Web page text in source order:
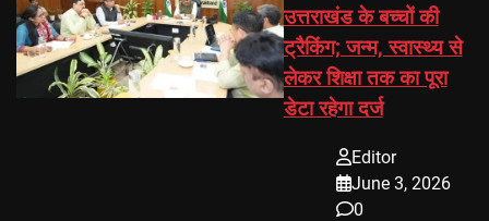
उत्तराखंड के बच्चों की
ट्रैकिंग; जन्म, स्वास्थ्य से
लेकर शिक्षा तक का पूरा
डेटा रहेगा दर्ज
Editor
June 3, 2026
0